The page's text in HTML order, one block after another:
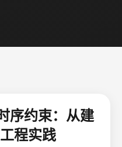
序约束：从建
程实践